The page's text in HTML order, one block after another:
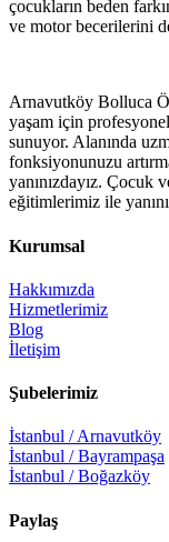
çocukların beden
ve motor becerilerini
Arnavutköy Bolluca
yaşam için
sunuyor. Alanında
fonksiyonunuzu
yanınızdayız. Çocuk
eğitimlerimiz ile
Kurumsal
Hakkımızda
Hizmetlerimiz
Blog
İletişim
Şubelerimiz
İstanbul / Arnavutköy
İstanbul / Bayrampaşa
İstanbul / Boğazköy
Paylaş